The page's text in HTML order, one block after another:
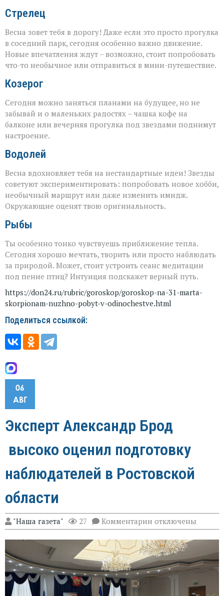
Стрелец
Весна зовет тебя в дорогу! Даже если это просто прогулка
в соседний парк, сегодня особенно важно движение.
Новые впечатления ждут – возможно, стоит попробовать
что-то необычное или отправиться в мини-путешествие.
Козерог
Сегодня можно заняться планами на будущее, но не
забывай и о маленьких радостях – чашка кофе на
балконе или вечерняя прогулка под звездами поднимут
настроение.
Водолей
Весна вдохновляет тебя на нестандартные идеи! Звезды
советуют экспериментировать: попробовать новое хобби,
необычный маршрут или даже изменить имидж.
Окружающие оценят твою оригинальность.
Рыбы
Ты особенно тонко чувствуешь приближение тепла.
Сегодня хорошо мечтать, творить или просто наблюдать
за природой. Может, стоит устроить сеанс медитации
под пение птиц? Интуиция подскажет верный путь.
https://don24.ru/rubric/goroskop/goroskop-na-31-marta-
skorpionam-nuzhno-pobyt-v-odinochestve.html
Поделиться ссылкой:
06
АВГ
Эксперт Александр Брод
высоко оценил подготовку
наблюдателей в Ростовской
области
"Наша газета" 27 Комментарии к
записи
Эксперт
Александр
Брод
высоко
оценил
подготовку
наблюдателей
отключены